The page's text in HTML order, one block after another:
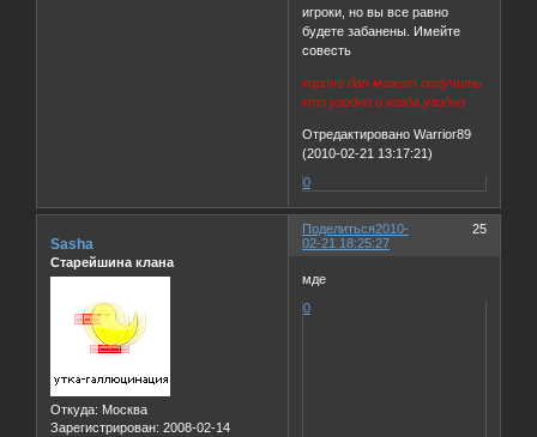
игроки, но вы все равно
будете забанены. Имейте
совесть
короче бан может получить
кто угодно и когда угодно
Отредактировано Warrior89
(2010-02-21 13:17:21)
0
Поделиться 25
2010-
02-21 18:25:27
Sasha
Старейшина клана
Откуда: Москва
Зарегистрирован: 2008-02-14
мде
0